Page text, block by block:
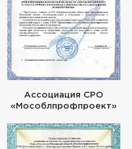
Ассоциация СРО
«Мособлпрофпроект»